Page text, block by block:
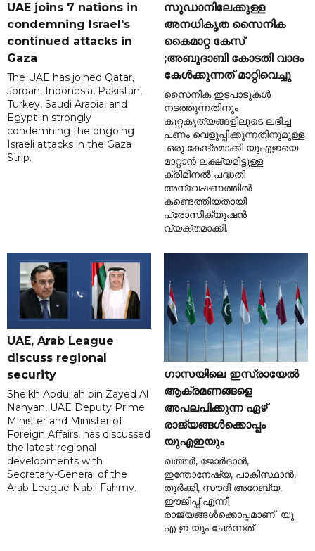
UAE joins 7 nations in
condemning Israel's
continued attacks in
Gaza
The UAE has joined Qatar,
Jordan, Indonesia, Pakistan,
Turkey, Saudi Arabia, and
Egypt in strongly
condemning the ongoing
Israeli attacks in the Gaza
Strip.
സുഡാനിലേക്കുള്ള
അനധികൃത സൈനിക
കൈമാറ്റ കേസ്
;അബുദാബി കോടതി വാദം
കേൾക്കുന്നത് മാറ്റിവെച്ചു
സൈനിക ഇടപാടുകൾ
നടത്തുന്നതിനും
കുറ്റകൃത്യങ്ങളിലൂടെ ലഭിച്ച
പണം വെളുപ്പിക്കുന്നതിനുമുള്ള
ഒരു കേന്ദ്രമാക്കി യുഎഇയെ
മാറ്റാൻ ലക്ഷ്യമിട്ടുള്ള
ക്രിമിനൽ പദ്ധതി
അന്വേഷണത്തിൽ
കണ്ടെത്തിയതായി
പ്രോസിക്യൂഷൻ
വ്യക്തമാക്കി.
UAE, Arab League
discuss regional
security
Sheikh Abdullah bin Zayed Al
Nahyan, UAE Deputy Prime
Minister and Minister of
Foreign Affairs, has discussed
the latest regional
developments with
Secretary-General of the
Arab League Nabil Fahmy.
ഗാസയിലെ ഇസ്രായേൽ
ആക്രമണങ്ങളെ
അപലപിക്കുന്ന ഏഴ്
രാജ്യങ്ങൾക്കൊപ്പം
യുഎഇയും
ഖത്തർ, ജോർദാൻ,
ഇന്തോനേഷ്യ, പാകിസ്ഥാൻ,
തുർക്കി, സൗദി അറേബ്യ,
ഈജിപ്ത് എന്നീ
രാജ്യങ്ങൾക്കൊപ്പമാണ് യു
എ ഇ യും ചേർന്നത്